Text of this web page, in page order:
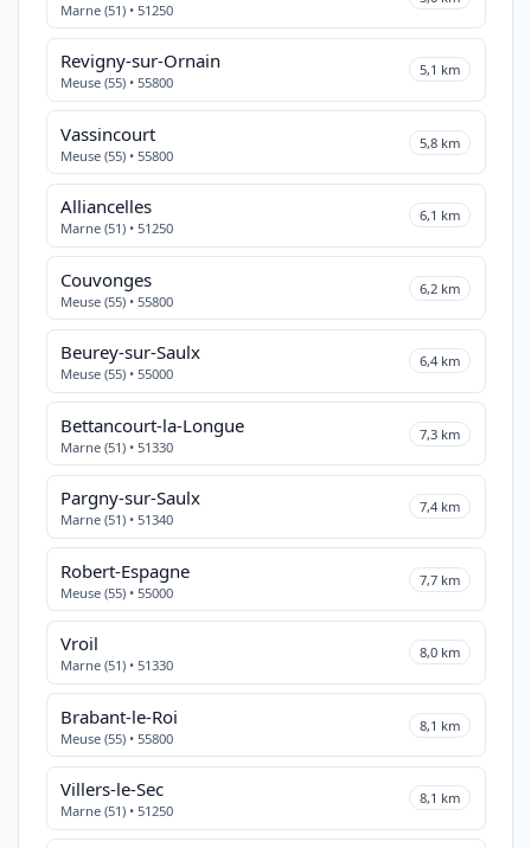
Marne (51) • 51250
Revigny-sur-Ornain
Meuse (55) • 55800
5,1 km
Vassincourt
Meuse (55) • 55800
5,8 km
Alliancelles
Marne (51) • 51250
6,1 km
Couvonges
Meuse (55) • 55800
6,2 km
Beurey-sur-Saulx
Meuse (55) • 55000
6,4 km
Bettancourt-la-Longue
Marne (51) • 51330
7,3 km
Pargny-sur-Saulx
Marne (51) • 51340
7,4 km
Robert-Espagne
Meuse (55) • 55000
7,7 km
Vroil
Marne (51) • 51330
8,0 km
Brabant-le-Roi
Meuse (55) • 55800
8,1 km
Villers-le-Sec
Marne (51) • 51250
8,1 km